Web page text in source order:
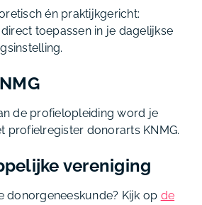
én praktijkgericht:
toepassen in je dagelijkse
de profielopleiding word je
profielregister donorarts KNMG.
vereniging
donorgeneeskunde? Kijk op de